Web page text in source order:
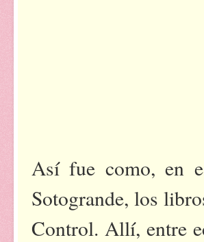
Así fue como, en
Sotogrande, los
Control. Allí, entre